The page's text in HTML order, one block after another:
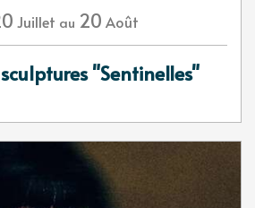
Juillet au 20 Août
"Sentinelles"